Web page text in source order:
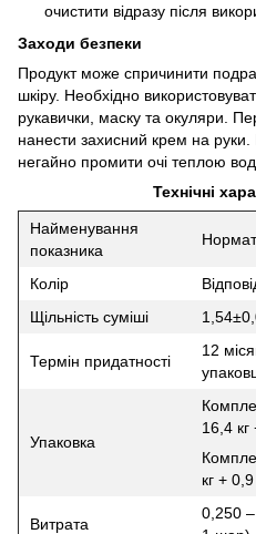
очистити відразу після
Заходи безпеки
Продукт може спричинити
шкіру. Необхідно
рукавички, маску та окуляри.
нанести захисний крем на руки.
негайно промити очі теплою
Технічні
Найменування
показника
Колір
Щільність суміші
Термін придатності
12
Упаковка
16,4 кг
кг + 0,9
Витрата
0,250